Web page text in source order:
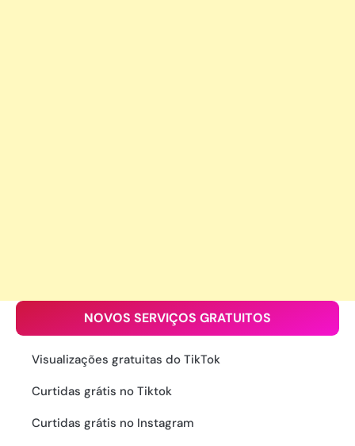
NOVOS SERVIÇOS GRATUITOS
Visualizações gratuitas do TikTok
Curtidas grátis no Tiktok
Curtidas grátis no Instagram